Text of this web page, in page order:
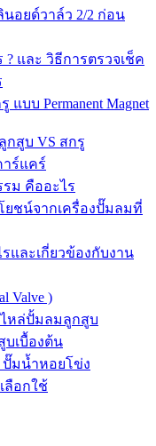
นอยด์วาล์ว 2/2 ก่อน
และ วิธีการตรวจเช็ค
บบ Permanent Magnet
กสูบ VS สกรู
ร์แคร์
ม คืออะไร
ยชน์จากเครื่องปั๊มลมที่
และเกี่ยวข้องกับงาน
Valve )
หล่ปั้มลมลูกสูบ
เบื้องต้น
มน้ำหอยโข่ง
ลือกใช้